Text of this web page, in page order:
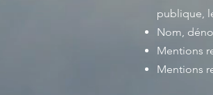
publique,
Nom,
Mentions
Mentions